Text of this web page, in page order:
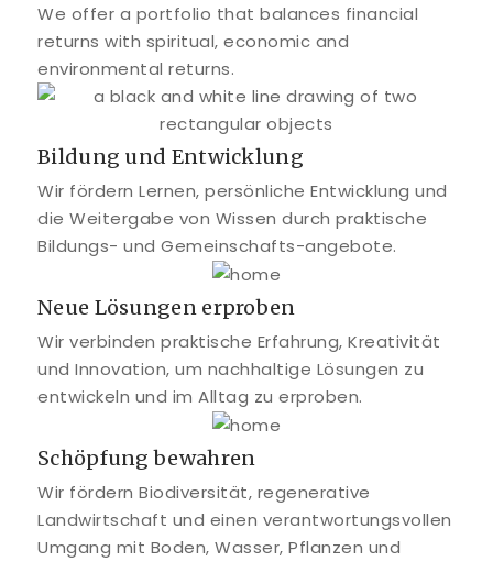
We offer a portfolio that balances financial
returns with spiritual, economic and
environmental returns.
Bildung und Entwicklung
Wir fördern Lernen, persönliche Entwicklung und
die Weitergabe von Wissen durch praktische
Bildungs- und Gemeinschafts-angebote.
Neue Lösungen erproben
Wir verbinden praktische Erfahrung, Kreativität
und Innovation, um nachhaltige Lösungen zu
entwickeln und im Alltag zu erproben.
Schöpfung bewahren
Wir fördern Biodiversität, regenerative
Landwirtschaft und einen verantwortungsvollen
Umgang mit Boden, Wasser, Pflanzen und